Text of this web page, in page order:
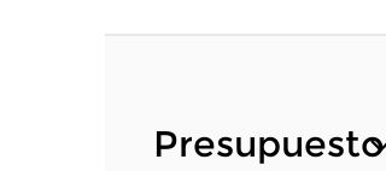
Presupuesto